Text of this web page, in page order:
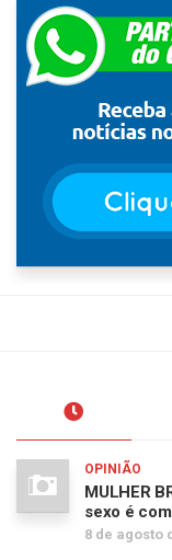
OPINIÃO
MULHER
sexo é
8 de agosto